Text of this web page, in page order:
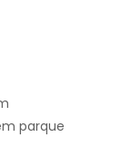
parque